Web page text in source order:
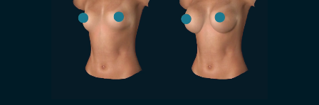
Huis chirurg
3D business platform